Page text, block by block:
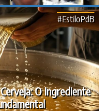
O Ingrediente
#EstiloPdB